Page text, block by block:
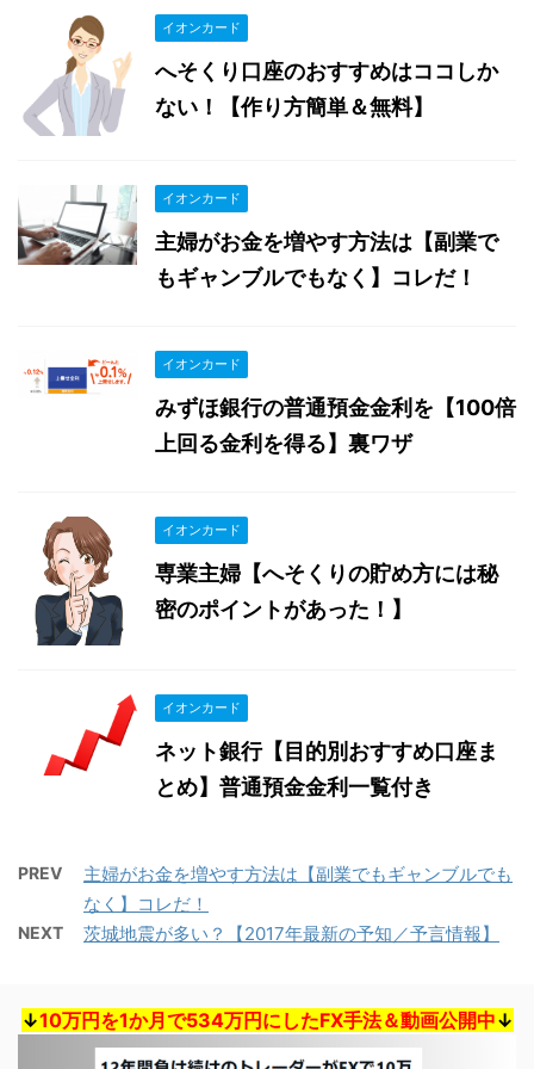
イオンカード
へそくり口座のおすすめはココしか
ない！【作り方簡単＆無料】
イオンカード
主婦がお金を増やす方法は【副業で
もギャンブルでもなく】コレだ！
イオンカード
みずほ銀行の普通預金金利を【100倍
上回る金利を得る】裏ワザ
イオンカード
専業主婦【へそくりの貯め方には秘
密のポイントがあった！】
イオンカード
ネット銀行【目的別おすすめ口座ま
とめ】普通預金金利一覧付き
PREV
主婦がお金を増やす方法は【副業でもギャンブルでも
なく】コレだ！
NEXT 茨城地震が多い？【2017年最新の予知／予言情報】
↓10万円を1か月で534万円にしたFX手法＆動画公開中↓